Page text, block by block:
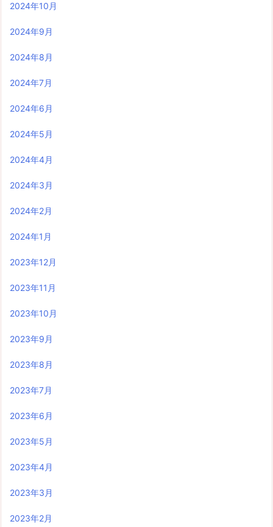
2024年10月
2024年9月
2024年8月
2024年7月
2024年6月
2024年5月
2024年4月
2024年3月
2024年2月
2024年1月
2023年12月
2023年11月
2023年10月
2023年9月
2023年8月
2023年7月
2023年6月
2023年5月
2023年4月
2023年3月
2023年2月